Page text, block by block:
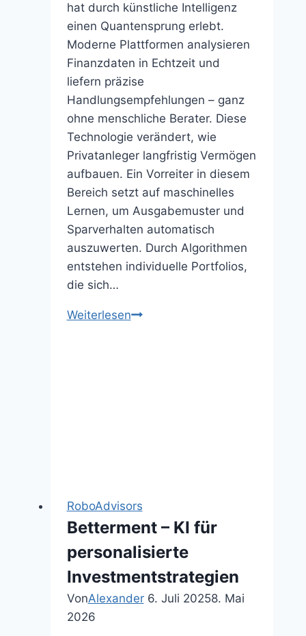
hat durch künstliche Intelligenz
einen Quantensprung erlebt.
Moderne Plattformen analysieren
Finanzdaten in Echtzeit und
liefern präzise
Handlungsempfehlungen – ganz
ohne menschliche Berater. Diese
Technologie verändert, wie
Privatanleger langfristig Vermögen
aufbauen. Ein Vorreiter in diesem
Bereich setzt auf maschinelles
Lernen, um Ausgabemuster und
Sparverhalten automatisch
auszuwerten. Durch Algorithmen
entstehen individuelle Portfolios,
die sich…
WeiterlesenWealthfront
RoboAdvisors
Betterment – KI für
personalisierte
Investmentstrategien
VonAlexander 6. Juli 20258. Mai
2026